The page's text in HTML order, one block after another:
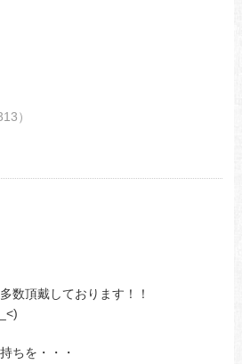
）
数頂戴しております！！
ちを・・・